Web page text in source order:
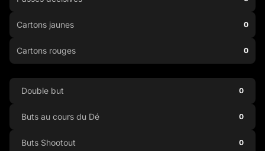
Cartons jaunes 0
Cartons rouges 0
Double but 0
Buts au cours du Dé 0
Buts Shootout 0